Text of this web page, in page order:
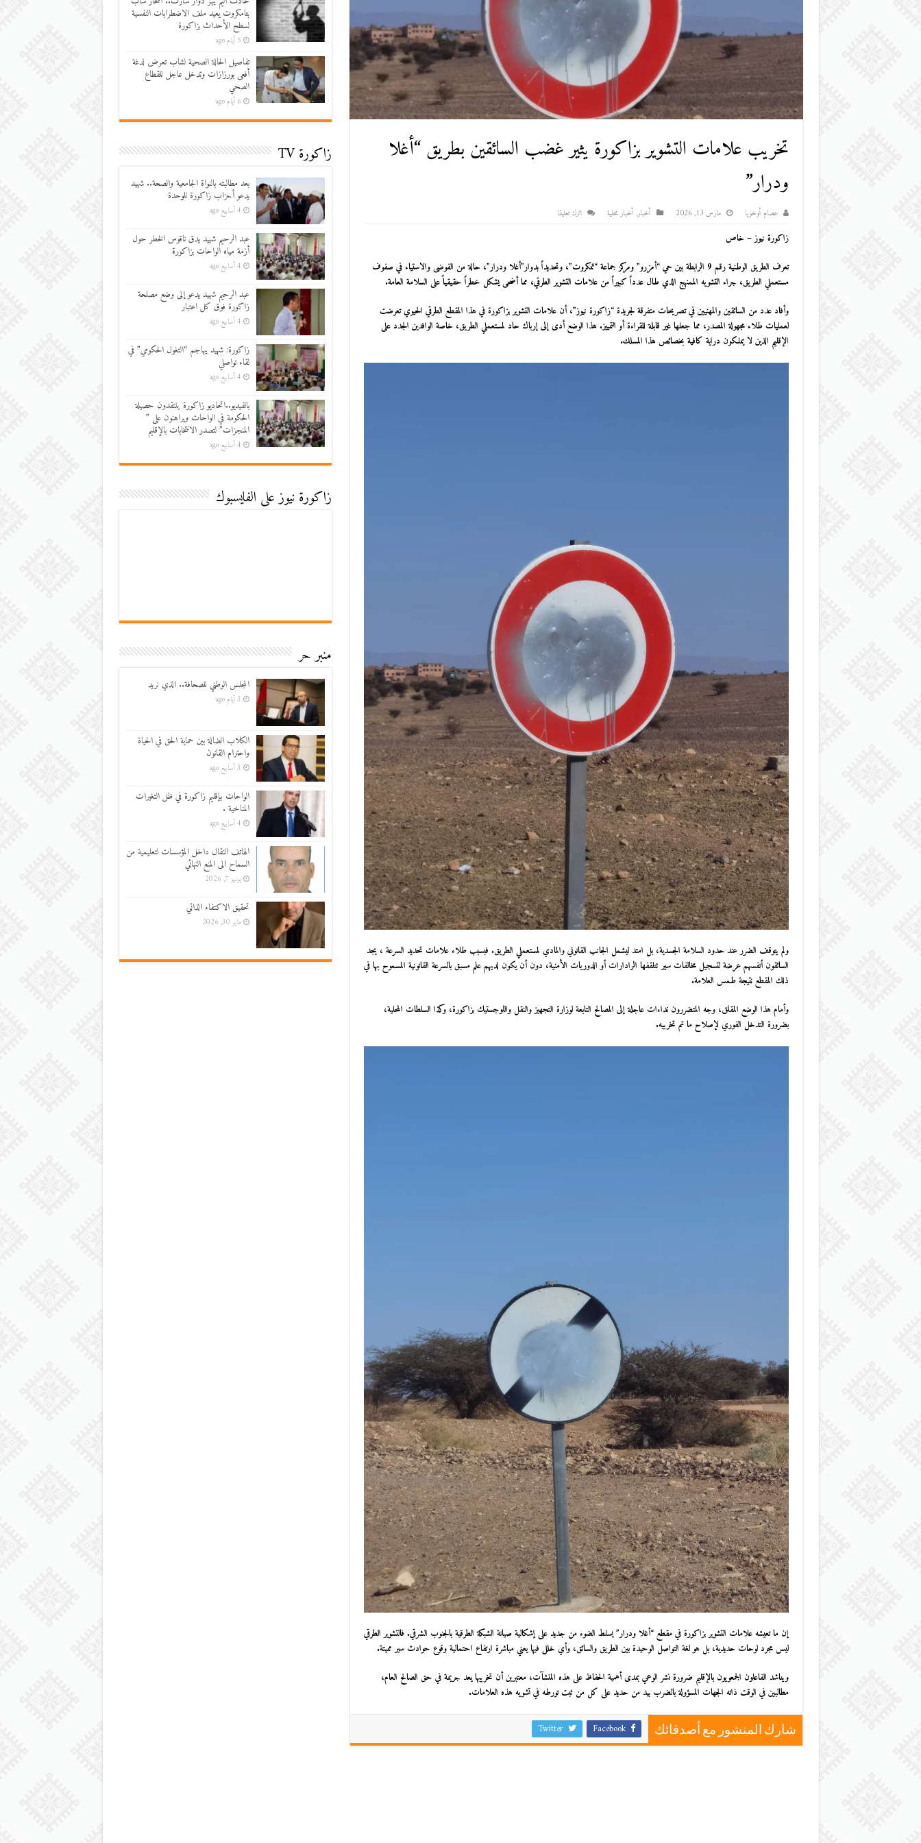
تخريب علامات التشوير بزاكورة يثير غضب السائقين بطريق “أغلا
ودرار”
عصام أوخويا مارس 13, 2026 أخبار, أخبار محلية اترك تعليقا
زاكورة نيوز – خاص
تعرف الطريق الوطنية رقم 9 الرابطة بين حي “أمزرو” ومركز جماعة “تمكروت”، وتحديداً بدوار”أغلا ودرار”، حالة من الفوضى والاستياء في صفوف
مستعملي الطريق، جراء التشويه الممنهج الذي طال عدداً كبيراً من علامات التشوير الطرقي، مما أضحى يشكل خطراً حقيقياً على السلامة العامة.
وأفاد عدد من السائقين والمهنيين في تصريحات متفرقة لجريدة “زاكورة نيوز”، أنعلامات التشوير بزاكورةفي هذا المقطع الطرقي الحيوي تعرضت
لعمليات طلاء مجهولة المصدر، مما جعلها غير قابلة للقراءة أو التمييز. هذا الوضع أدى إلى إرباك حاد لمستعملي الطريق، خاصة الوافدين الجدد على
الإقليم الذين لا يملكون دراية كافية بخصائص هذا المسلك.
ولم يتوقف الضرر عند حدود السلامة الجسدية، بل امتد ليشمل الجانب القانوني والمادي لمستعملي الطريق. فبسبب طلاء علامات تحديد السرعة ، يجد
السائقون أنفسهم عرضة لتسجيل مخالفات سير تتلقفها الرادارات أو الدوريات الأمنية، دون أن يكون لديهم علم مسبق بالسرعة القانونية المسموح بها في
ذلك المقطع نتيجة طمس العلامة.
وأمام هذا الوضع المقلق، وجه المتضررون نداءات عاجلة إلى المصالح التابعة لوزارة التجهيز والنقل واللوجستيك بزاكورة، وكذا السلطات المحلية،
بضرورة التدخل الفوري لإصلاح ما تم تخريبه.
إن ما تعيشهعلامات التشوير بزاكورةفي مقطع “أغلا ودرار” يسلط الضوء من جديد على إشكالية صيانة الشبكة الطرقية بالجنوب الشرقي. فالتشوير الطرقي
ليس مجرد لوحات حديدية، بل هو لغة التواصل الوحيدة بين الطريق والسائق، وأي خلل فيها يعني مباشرة ارتفاع احتمالية وقوع حوادث سير مميتة.
ويناشد الفاعلون الجمعويون بالإقليم ضرورة نشر الوعي بمدى أهمية الحفاظ على هذه المنشآت، معتبرين أن تخريبها يعد جريمة في حق الصالح العام،
مطالبين في الوقت ذاته الجهات المسؤولة بالضرب بيد من حديد على كل من ثبت تورطه في تشويه هذه العلامات.
شارك المنشور مع أصدقائك Facebook
Twitter
بتامكروت يعيد ملف الاضطرابات النفسية
لسطح الأحداث بزاكورة
5 أيام ago
تفاصيل الحالة الصحية لشاب تعرض لدغة
أفعى بورزازات وتدخل عاجل للقطاع
الصحي
6 أيام ago
زاكورة TV
بعد مطالبته بالنواة الجامعية والصحة.. شهيد
يدعو أحزاب زاكورة للوحدة
4 أسابيع ago
عبد الرحيم شهيد يدق ناقوس الخطر حول
أزمة مياه الواحات بزاكورة
4 أسابيع ago
عبد الرحيم شهيد يدعو إلى وضع مصلحة
زاكورة فوق كل اعتبار
4 أسابيع ago
زاكورة: شهيد يهاجم “التغول الحكومي” في
لقاء تواصلي
4 أسابيع ago
بالفيديو..اتحاديو زاكورة ينتقدون حصيلة
الحكومة في الواحات ويراهنون على ”
المنجزات” لتصدر الانتخابات بالإقليم
4 أسابيع ago
زاكورة نيوز على الفايسبوك
منبر حر
المجلس الوطني للصحافة.. الذي نريد
3 أيام ago
الكلاب الضالة بين حماية الحق في الحياة
واحترام القانون
3 أسابيع ago
الواحات بإقليم زاكورة في ظل التغيرات
المناخية .
4 أسابيع ago
الهاتف النقال داخل المؤسسات لتعليمية من
السماح الى المنع النهائي
يونيو 7, 2026
تحقيق الاكتفاء الذاتي
مايو 30, 2026